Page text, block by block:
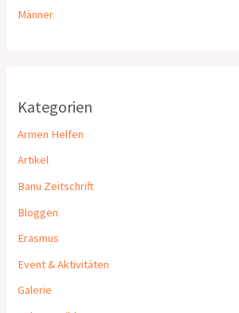
Männer
Kategorien
Armen Helfen
Artikel
Banu Zeitschrift
Bloggen
Erasmus
Event & Aktivitäten
Galerie